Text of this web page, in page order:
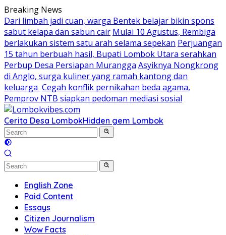
Skip
to
content
Breaking News
Dari limbah jadi cuan, warga Bentek belajar bikin spons
sabut kelapa dan sabun cair Mulai 10 Agustus, Rembiga
berlakukan sistem satu arah selama sepekan Perjuangan
15 tahun berbuah hasil, Bupati Lombok Utara serahkan
Perbup Desa Persiapan Murangga Asyiknya Nongkrong
di Anglo, surga kuliner yang ramah kantong dan
keluarga Cegah konflik pernikahan beda agama,
Pemprov NTB siapkan pedoman mediasi sosial
Cerita Desa LombokHidden gem Lombok
English Zone
Paid Content
Essays
Citizen Journalism
Wow Facts